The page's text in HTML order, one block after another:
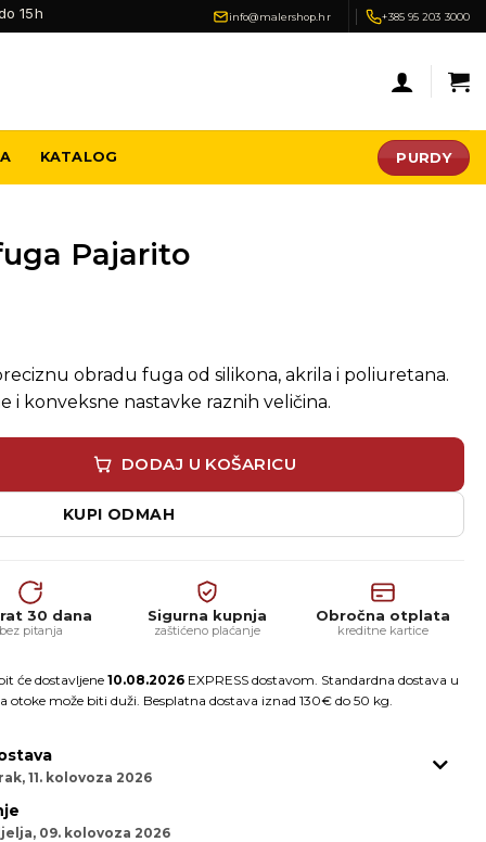
15h info@malershop.hr +385 95 203 3000
KATALOG PURDY
Pajarito
obradu fuga od silikona, akrila i poliuretana.
konveksne nastavke raznih veličina.
DODAJ U KOŠARICU
KUPI ODMAH
30 dana
bez pitanja
Sigurna kupnja
zaštićeno plaćanje
Obročna otplata
kreditne kartice
će dostavljene 10.08.2026 EXPRESS dostavom. Standardna dostava u
otoke može biti duži. Besplatna dostava iznad 130€ do 50 kg.
11. kolovoza 2026
09. kolovoza 2026